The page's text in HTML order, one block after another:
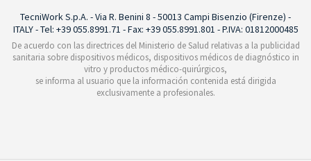
TecniWork S.p.A. - Via R. Benini 8 - 50013 Campi Bisenzio (Firenze) -
ITALY - Tel: +39 055.8991.71 - Fax: +39 055.8991.801 - P.IVA: 01812000485
De acuerdo con las directrices del Ministerio de Salud relativas a la publicidad
sanitaria sobre dispositivos médicos, dispositivos médicos de diagnóstico in
vitro y productos médico-quirúrgicos,
se informa al usuario que la información contenida está dirigida
exclusivamente a profesionales.